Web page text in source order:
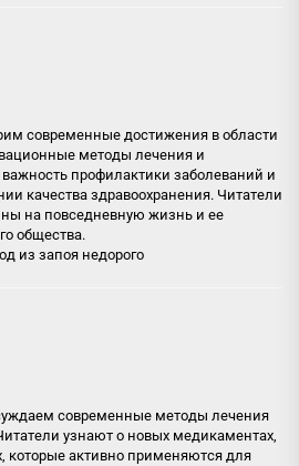
современные достижения в области
методы лечения и
профилактики заболеваний и
качества здравоохранения. Читатели
на повседневную жизнь и ее
общества.
из запоя недорого
современные методы лечения
узнают о новых медикаментах,
которые активно применяются для